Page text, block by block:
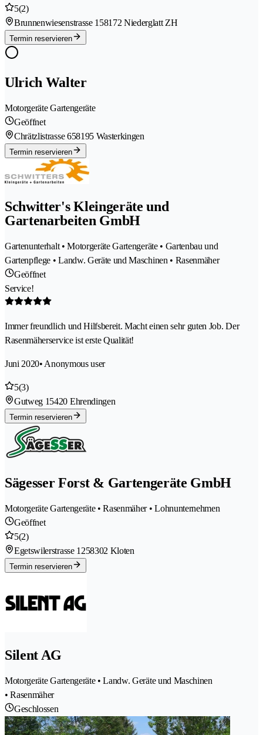
5(2)
Brunnenwiesenstrasse 158172 Niederglatt ZH
Termin reservieren
Ulrich Walter
Motorgeräte Gartengeräte
Geöffnet
Chrätzlistrasse 658195 Wasterkingen
Termin reservieren
Schwitter's Kleingeräte und
Gartenarbeiten GmbH
Gartenunterhalt • Motorgeräte Gartengeräte • Gartenbau und
Gartenpflege • Landw. Geräte und Maschinen • Rasenmäher
Geöffnet
Service!
Immer freundlich und Hilfsbereit. Macht einen sehr guten Job. Der
Rasenmäherservice ist erste Qualität!
Juni 2020• Anonymous user
5(3)
Gutweg 15420 Ehrendingen
Termin reservieren
Sägesser Forst & Gartengeräte GmbH
Motorgeräte Gartengeräte • Rasenmäher • Lohnunternehmen
Geöffnet
5(2)
Egetswilerstrasse 1258302 Kloten
Termin reservieren
Silent AG
Motorgeräte Gartengeräte • Landw. Geräte und Maschinen
• Rasenmäher
Geschlossen